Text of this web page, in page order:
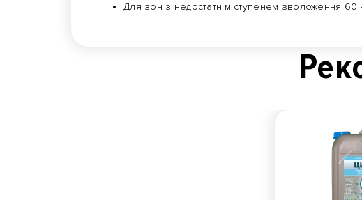
Для зон з недостатнім ступенем зволоження 60